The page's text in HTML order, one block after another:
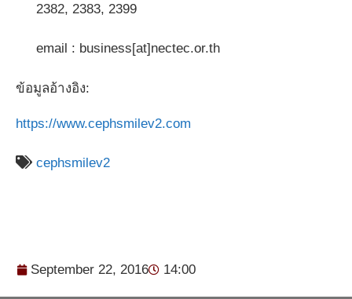
2382, 2383, 2399
email : business[at]nectec.or.th
ข้อมูลอ้างอิง:
https://www.cephsmilev2.com
cephsmilev2
September 22, 2016 14:00